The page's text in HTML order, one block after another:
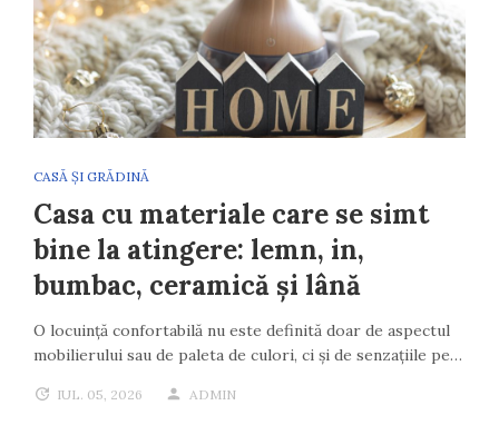
CASĂ ȘI GRĂDINĂ
Casa cu materiale care se simt
bine la atingere: lemn, in,
bumbac, ceramică și lână
O locuință confortabilă nu este definită doar de aspectul
mobilierului sau de paleta de culori, ci și de senzațiile pe…
IUL. 05, 2026 ADMIN